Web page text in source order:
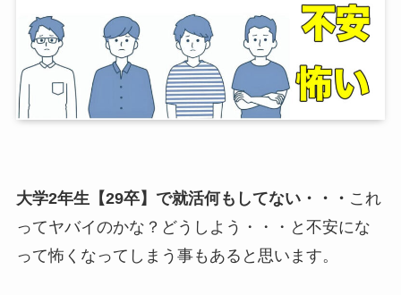
大学2年生【29卒】で就活何もしてない・・・ これ
ってヤバイのかな？どうしよう・・・と不安にな
って怖くなってしまう事もあると思います。